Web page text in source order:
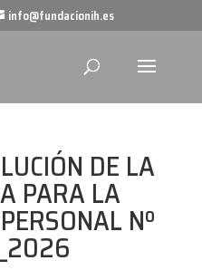
info@fundacionih.es
DE LA
PARA LA
Nº